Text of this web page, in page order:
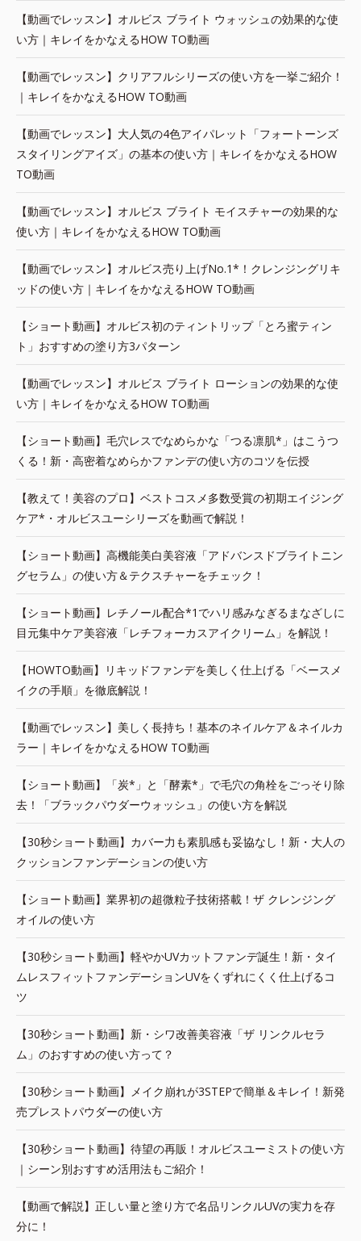
【動画でレッスン】オルビス ブライト ウォッシュの効果的な使
い方｜キレイをかなえるHOW TO動画
【動画でレッスン】クリアフルシリーズの使い方を一挙ご紹介！
｜キレイをかなえるHOW TO動画
【動画でレッスン】大人気の4色アイパレット「フォートーンズ
スタイリングアイズ」の基本の使い方｜キレイをかなえるHOW
TO動画
【動画でレッスン】オルビス ブライト モイスチャーの効果的な
使い方｜キレイをかなえるHOW TO動画
【動画でレッスン】オルビス売り上げNo.1*！クレンジングリキ
ッドの使い方｜キレイをかなえるHOW TO動画
【ショート動画】オルビス初のティントリップ「とろ蜜ティン
ト」おすすめの塗り方3パターン
【動画でレッスン】オルビス ブライト ローションの効果的な使
い方｜キレイをかなえるHOW TO動画
【ショート動画】毛穴レスでなめらかな「つる凛肌*」はこうつ
くる！新・高密着なめらかファンデの使い方のコツを伝授
【教えて！美容のプロ】ベストコスメ多数受賞の初期エイジング
ケア*・オルビスユーシリーズを動画で解説！
【ショート動画】高機能美白美容液「アドバンスドブライトニン
グセラム」の使い方＆テクスチャーをチェック！
【ショート動画】レチノール配合*1でハリ感みなぎるまなざしに
目元集中ケア美容液「レチフォーカスアイクリーム」を解説！
【HOWTO動画】リキッドファンデを美しく仕上げる「ベースメ
イクの手順」を徹底解説！
【動画でレッスン】美しく長持ち！基本のネイルケア＆ネイルカ
ラー｜キレイをかなえるHOW TO動画
【ショート動画】「炭*」と「酵素*」で毛穴の角栓をごっそり除
去！「ブラックパウダーウォッシュ」の使い方を解説
【30秒ショート動画】カバー力も素肌感も妥協なし！新・大人の
クッションファンデーションの使い方
【ショート動画】業界初の超微粒子技術搭載！ザ クレンジング
オイルの使い方
【30秒ショート動画】軽やかUVカットファンデ誕生！新・タイ
ムレスフィットファンデーションUVをくずれにくく仕上げるコ
ツ
【30秒ショート動画】新・シワ改善美容液「ザ リンクルセラ
ム」のおすすめの使い方って？
【30秒ショート動画】メイク崩れが3STEPで簡単＆キレイ！新発
売プレストパウダーの使い方
【30秒ショート動画】待望の再販！オルビスユーミストの使い方
｜シーン別おすすめ活用法もご紹介！
【動画で解説】正しい量と塗り方で名品リンクルUVの実力を存
分に！